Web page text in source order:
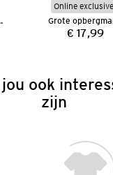
200 cm
Online exclusive
Grote
Prijs:
€ 17,99
ook
zijn